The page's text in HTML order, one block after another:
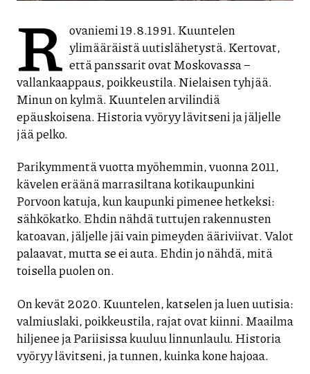
R ovaniemi 19.8.1991. Kuuntelen
ylimääräistä uutislähetystä. Kertovat,
että panssarit ovat Moskovassa –
vallankaappaus, poikkeustila. Nielaisen tyhjää.
Minun on kylmä. Kuuntelen arvilindiä
epäuskoisena. Historia vyöryy lävitseni ja jäljelle
jää pelko.
Parikymmentä vuotta myöhemmin, vuonna 2011,
kävelen eräänä marrasiltana kotikaupunkini
Porvoon katuja, kun kaupunki pimenee hetkeksi:
sähkökatko. Ehdin nähdä tuttujen rakennusten
katoavan, jäljelle jäi vain pimeyden ääriviivat. Valot
palaavat, mutta se ei auta. Ehdin jo nähdä, mitä
toisella puolen on.
On kevät 2020. Kuuntelen, katselen ja luen uutisia:
valmiuslaki, poikkeustila, rajat ovat kiinni. Maailma
hiljenee ja Pariisissa kuuluu linnunlaulu. Historia
vyöryy lävitseni, ja tunnen, kuinka kone hajoaa.